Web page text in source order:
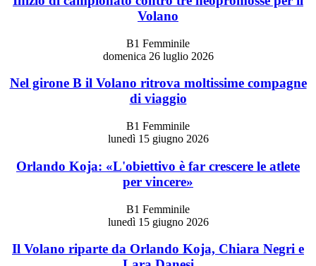
Volano
B1 Femminile
domenica 26 luglio 2026
Nel girone B il Volano ritrova moltissime compagne
di viaggio
B1 Femminile
lunedì 15 giugno 2026
Orlando Koja: «L'obiettivo è far crescere le atlete
per vincere»
B1 Femminile
lunedì 15 giugno 2026
Il Volano riparte da Orlando Koja, Chiara Negri e